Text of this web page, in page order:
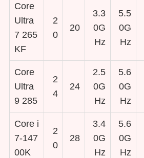
Core
Ultra
7 265
KF
2
0
20
3.3
0G
Hz
5.5
0G
Hz
Core
Ultra
9 285
2
4
24
2.5
0G
Hz
5.6
0G
Hz
Core i
7-147
00K
2
0
28
3.4
0G
Hz
5.6
0G
Hz